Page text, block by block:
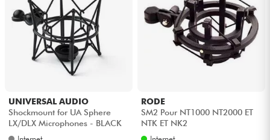
UNIVERSAL AUDIO
Shockmount for UA Sphere
LX/DLX Microphones - BLACK
RODE
SM2 Pour NT1000 NT2000 ET
NTK ET NK2